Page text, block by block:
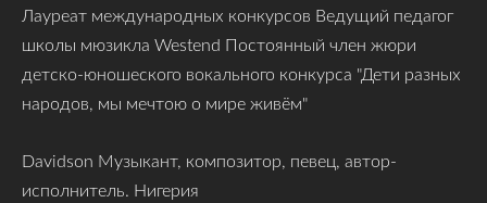
Лауреат международных конкурсов Ведущий педагог
школы мюзикла Westend Постоянный член жюри
детско-юношеского вокального конкурса "Дети разных
народов, мы мечтою о мире живём"
Davidson Музыкант, композитор, певец, автор-
исполнитель. Нигерия